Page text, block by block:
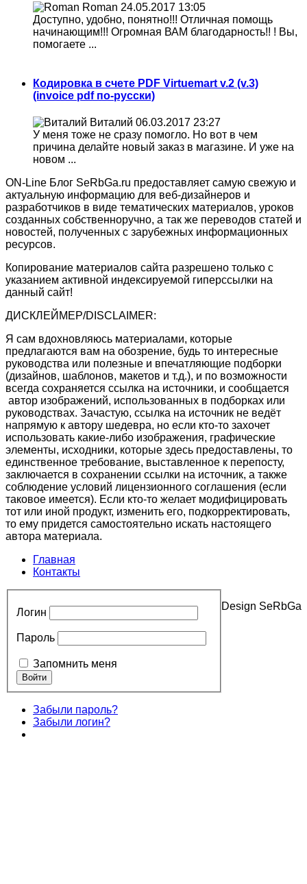
Roman 24.05.2017 13:05
Доступно, удобно, понятно!!! Отличная помощь
начинающим!!! Огромная ВАМ благодарность!! ! Вы,
помогаете ...
Кодировка в счете PDF Virtuemart v.2 (v.3)
(invoice pdf по-русски)
Виталий 06.03.2017 23:27
У меня тоже не сразу помогло. Но вот в чем
причина делайте новый заказ в магазине. И уже на
новом ...
ON-Line Блог SeRbGa.ru предоставляет самую свежую и
актуальную информацию для веб-дизайнеров и
разработчиков в виде тематических материалов, уроков
созданных собственноручно, а так же переводов статей и
новостей, полученных с зарубежных информационных
ресурсов.
Копирование материалов сайта разрешено только с
указанием активной индексируемой гиперссылки на
данный сайт!
ДИСКЛЕЙМЕР/DISCLAIMER:
Я сам вдохновляюсь материалами, которые
предлагаются вам на обозрение, будь то интересные
руководства или полезные и впечатляющие подборки
(дизайнов, шаблонов, макетов и т.д.), и по возможности
всегда сохраняется ссылка на источники, и сообщается
автор изображений, использованных в подборках или
руководствах. Зачастую, ссылка на источник не ведёт
напрямую к автору шедевра, но если кто-то захочет
использовать какие-либо изображения, графические
элементы, исходники, которые здесь предоставлены, то
единственное требование, выставленное к перепосту,
заключается в сохранении ссылки на источник, а также
соблюдение условий лицензионного соглашения (если
таковое имеется). Если кто-то желает модифицировать
тот или иной продукт, изменить его, подкорректировать,
то ему придется самостоятельно искать настоящего
автора материала.
Главная
Контакты
Design SeRbGa
Логин
Пароль
Запомнить меня
Забыли пароль?
Забыли логин?